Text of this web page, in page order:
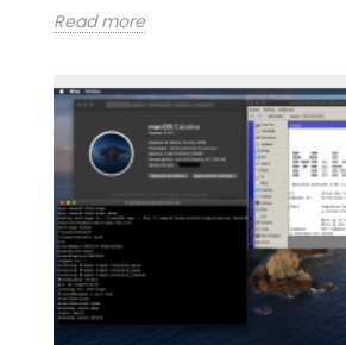
Read more